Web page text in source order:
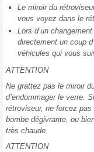
Le miroir du
vous voyez dans le
Lors d’un
directement un coup
véhicules qui vous
ATTENTION
Ne grattez pas le miroir
d’endommager le verre.
rétroviseur, ne forcez
bombe dégivrante, ou
très chaude.
ATTENTION